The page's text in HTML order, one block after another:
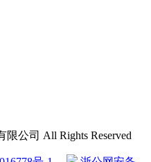
公司 All Rights Reserved